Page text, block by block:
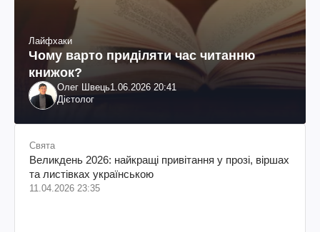
Лайфхаки
Чому варто приділяти час читанню
книжок?
Олег Швець1.06.2026 20:41
Дієтолог
Свята
Великдень 2026: найкращі привітання у прозі, віршах
та листівках українською
11.04.2026 23:35